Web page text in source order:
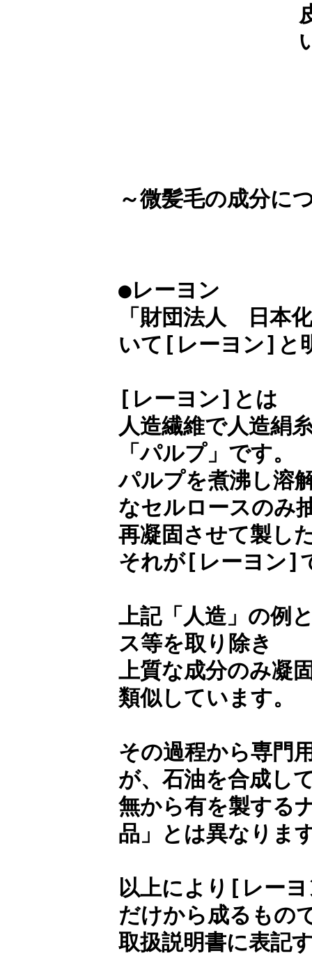
～微髪毛の成分に
●レーヨン
「財団法人 日本
いて[レーヨン]と
[レーヨン]とは
人造繊維で人造絹
「パルプ」です。
パルプを煮沸し溶
なセルロースのみ
再凝固させて製し
それが[レーヨン]
上記「人造」の例
ス等を取り除き
上質な成分のみ凝
類似しています。
その過程から専門
が、石油を合成し
無から有を製する
品」とは異なりま
以上により[レー
だけから成るもの
取扱説明書に表記